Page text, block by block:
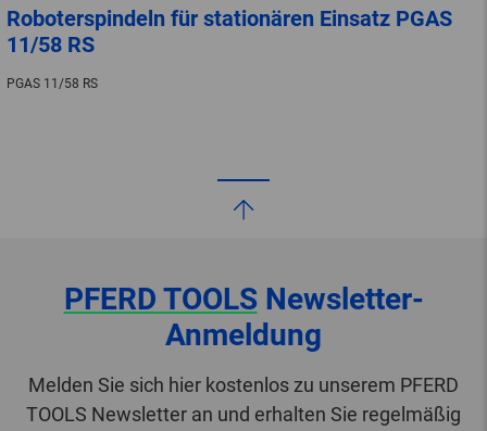
Roboterspindeln für stationären Einsatz PGAS
11/58 RS
PGAS 11/58 RS
PFERD TOOLSNewsletter-
Anmeldung
Melden Sie sich hier kostenlos zu unserem PFERD
TOOLS Newsletter an und erhalten Sie regelmäßig